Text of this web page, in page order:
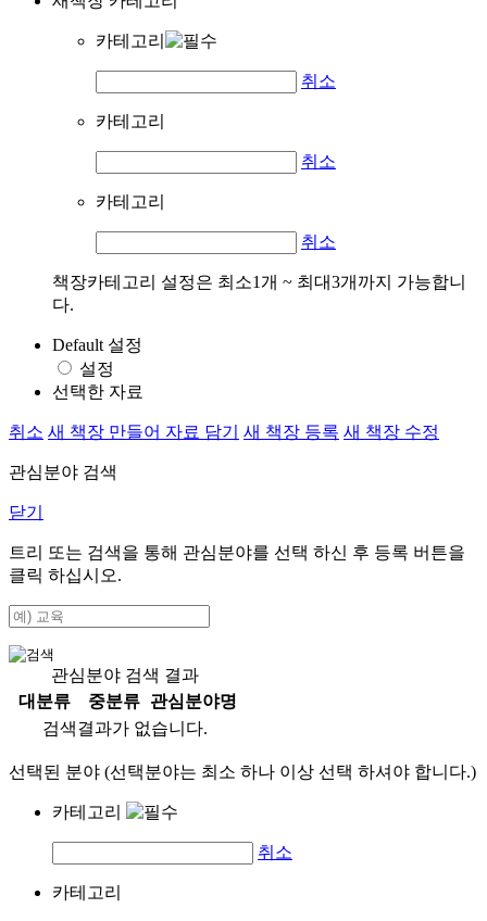
카테고리
취소
카테고리
취소
카테고리
취소
책장카테고리 설정은 최소1개 ~ 최대3개까지 가능합니
다.
Default 설정
설정
선택한 자료
취소 새 책장 만들어 자료 담기 새 책장 등록 새 책장 수정
관심분야 검색
닫기
트리 또는 검색을 통해 관심분야를 선택 하신 후 등록 버튼을
클릭 하십시오.
관심분야 검색 결과
대분류
중분류
관심분야명
검색결과가 없습니다.
선택된 분야 (선택분야는 최소 하나 이상 선택 하셔야 합니다.)
카테고리
취소
카테고리